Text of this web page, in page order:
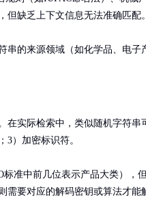
缺乏上下文信息无法准确匹配。
串的来源领域（如化学品、电
在实际检索中，类似随机字符串
3）加密标识符。
准中前几位表示产品大类），
需要对应的解码密钥或算法才能